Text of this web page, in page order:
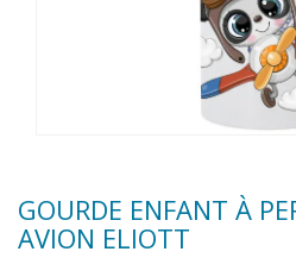
GOURDE ENFANT À
AVION ELIOTT